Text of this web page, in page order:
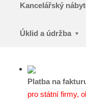
Kancelářský
Úklid a údržba
Platba na
pro státní firmy,